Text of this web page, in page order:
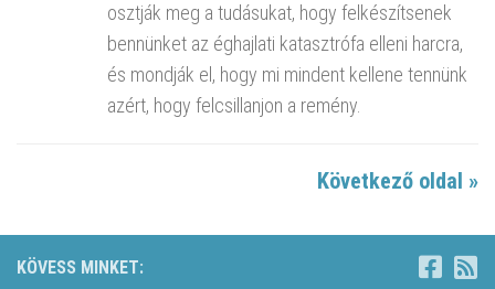
osztják meg a tudásukat, hogy felkészítsenek
bennünket az éghajlati katasztrófa elleni harcra,
és mondják el, hogy mi mindent kellene tennünk
azért, hogy felcsillanjon a remény.
Következő oldal »
KÖVESS MINKET: